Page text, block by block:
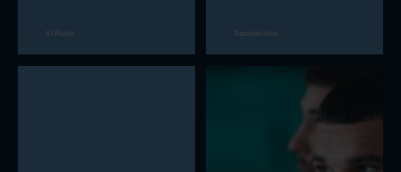
El Pulpo Equipacións